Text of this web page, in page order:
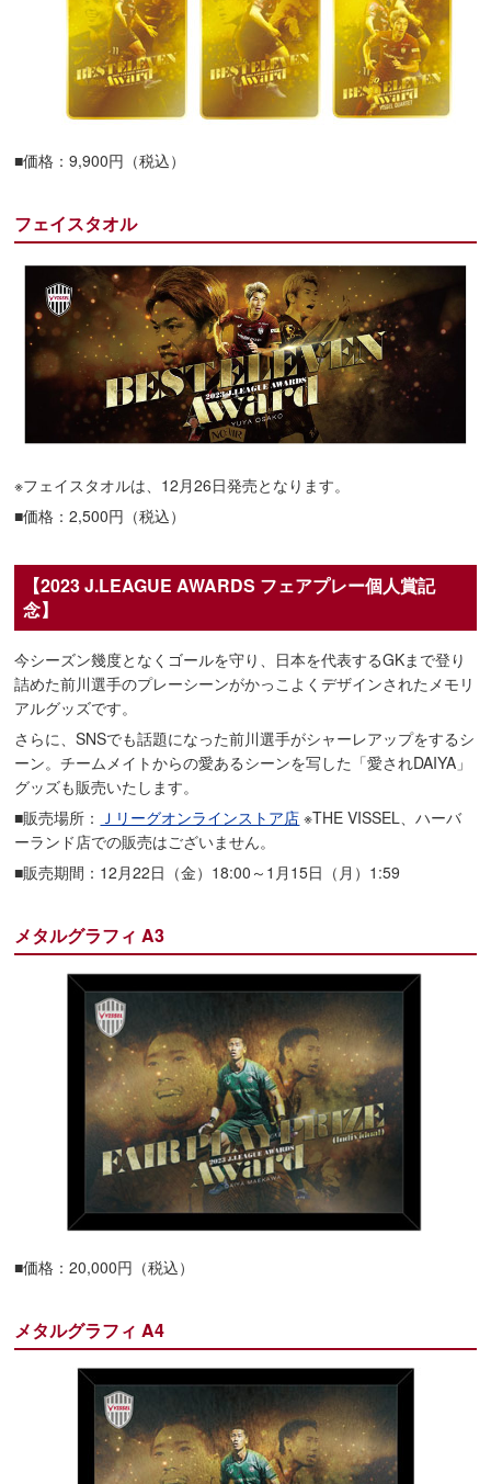
■価格：9,900円（税込）
フェイスタオル
※フェイスタオルは、12月26日発売となります。
■価格：2,500円（税込）
【2023 J.LEAGUE AWARDS フェアプレー個人賞記
念】
今シーズン幾度となくゴールを守り、日本を代表するGKまで登り
詰めた前川選手のプレーシーンがかっこよくデザインされたメモリ
アルグッズです。
さらに、SNSでも話題になった前川選手がシャーレアップをするシ
ーン。チームメイトからの愛あるシーンを写した「愛されDAIYA」
グッズも販売いたします。
■販売場所： Ｊリーグオンラインストア店 ※THE VISSEL、ハーバ
ーランド店での販売はございません。
■販売期間：12月22日（金）18:00～1月15日（月）1:59
メタルグラフィ A3
■価格：20,000円（税込）
メタルグラフィ A4